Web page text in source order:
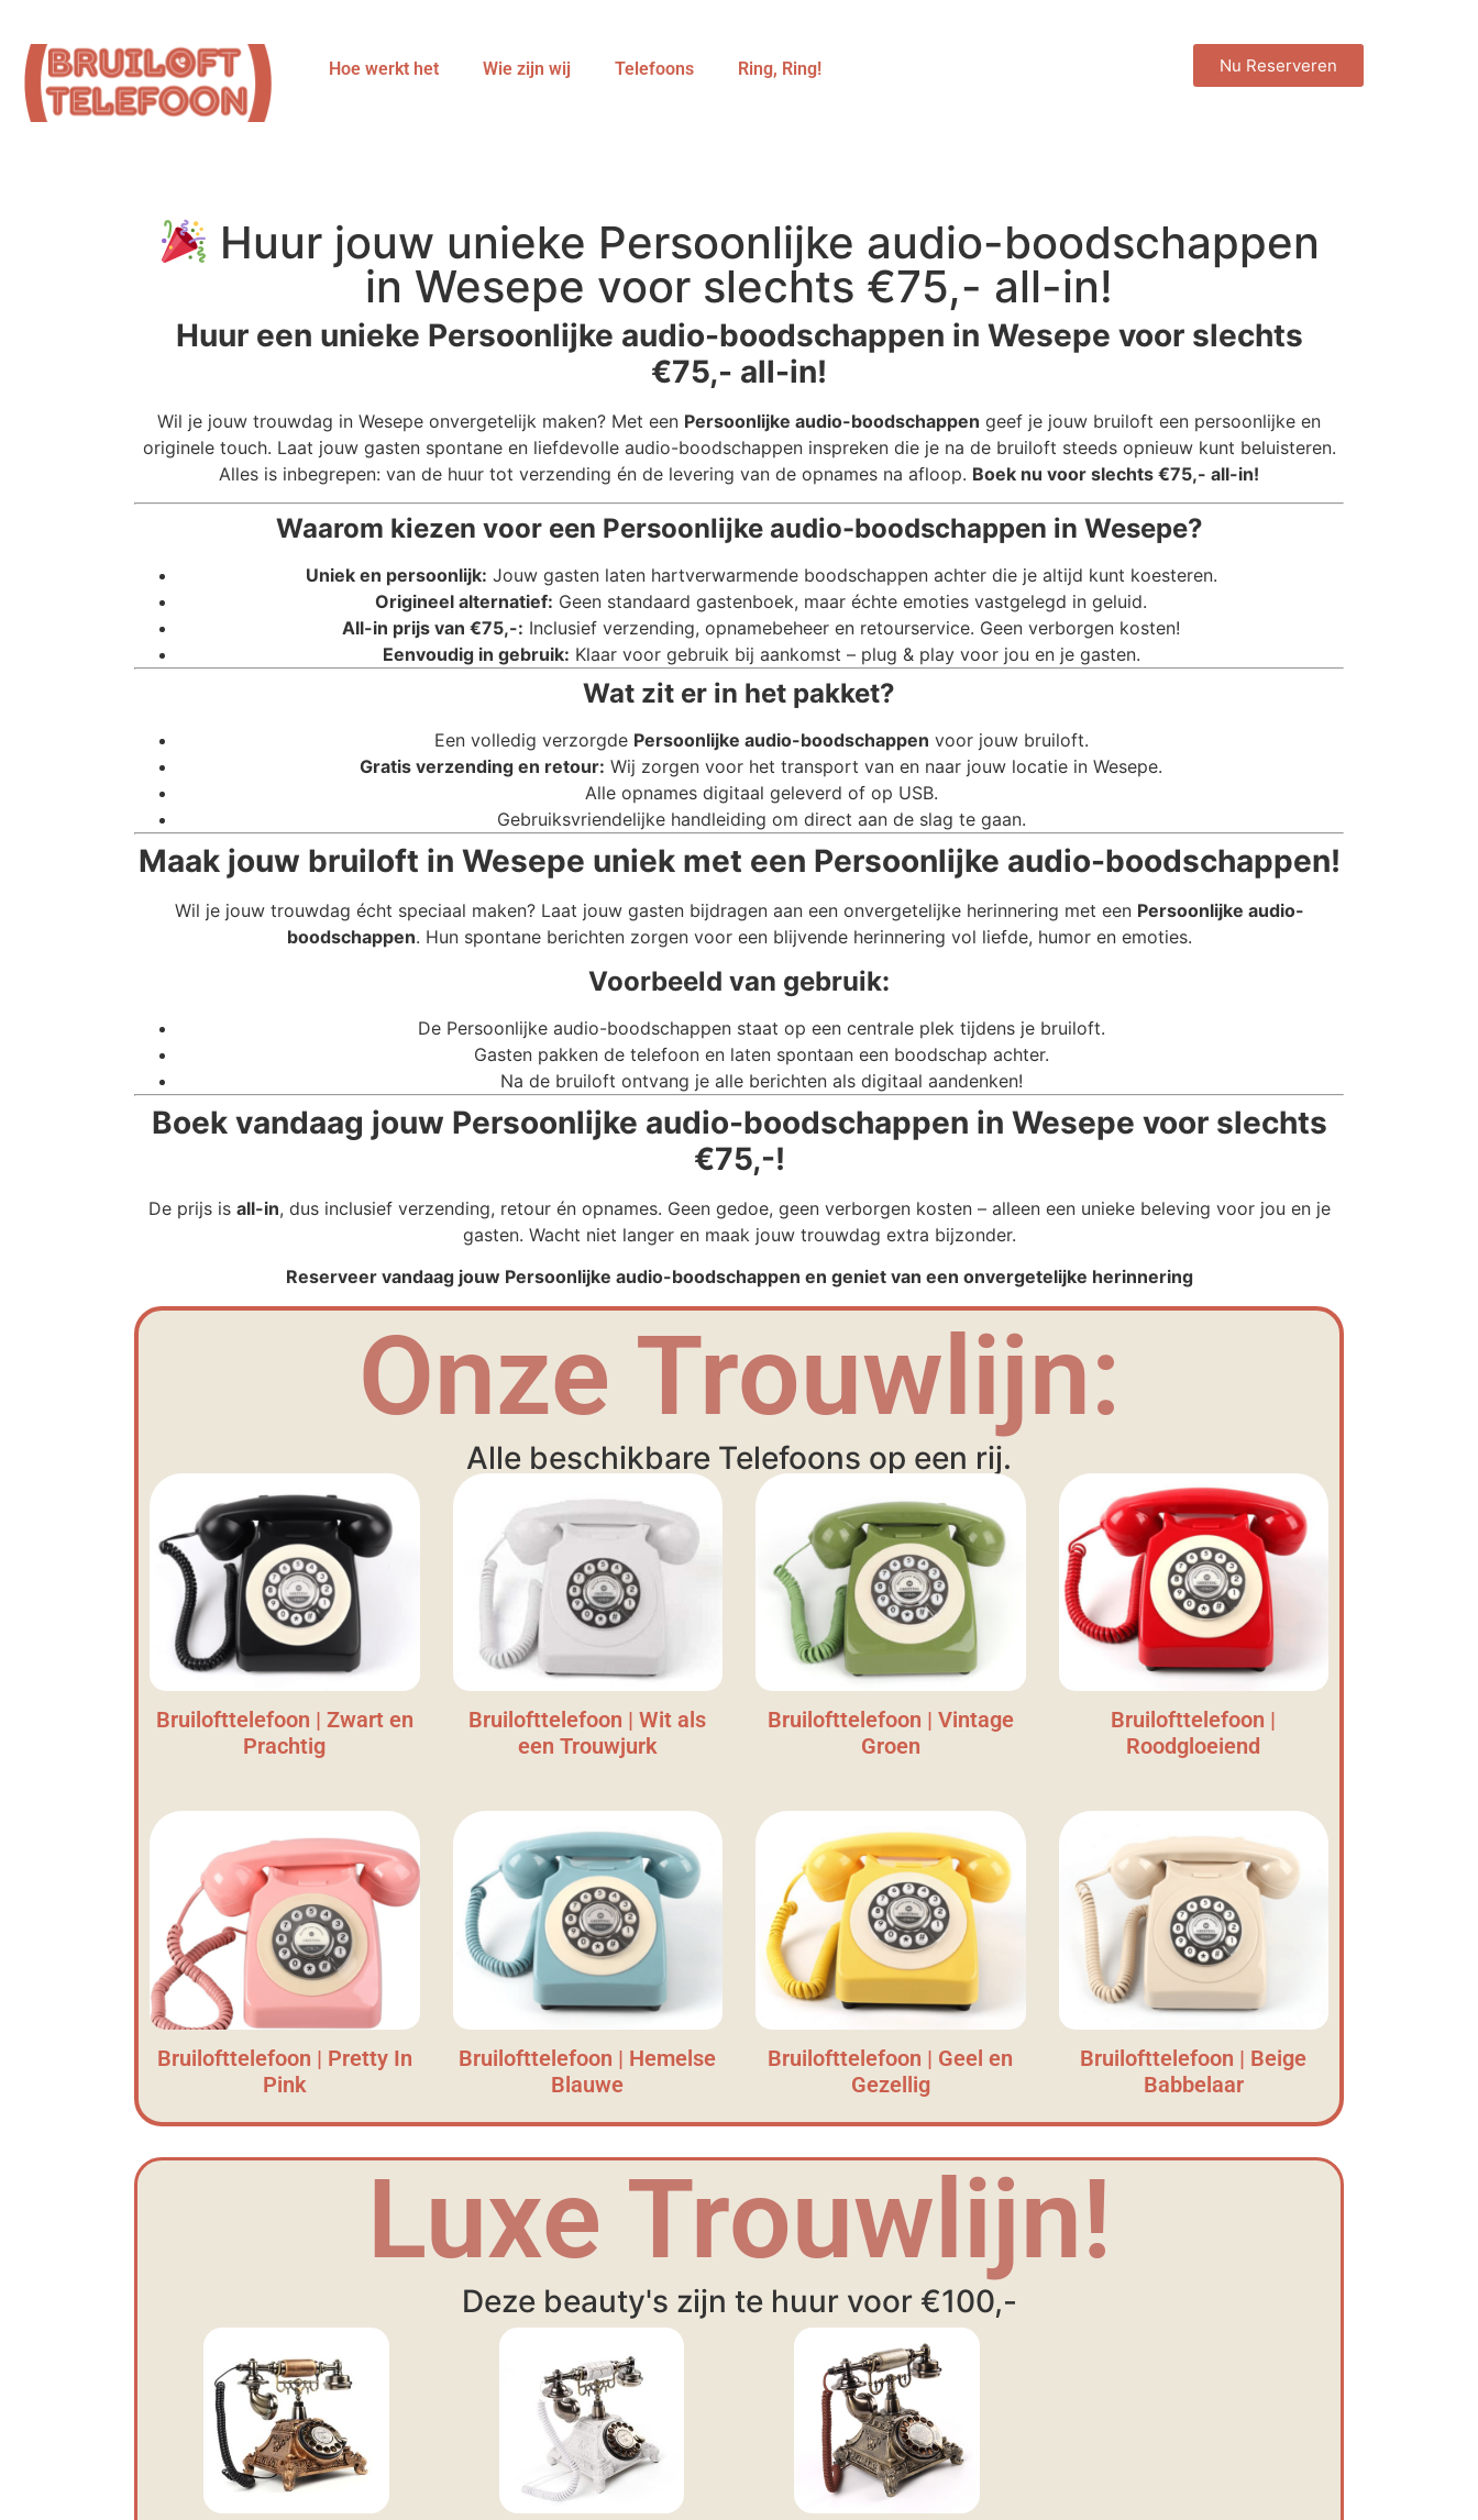
Hoe werkt het Wie zijn wij Telefoons Ring, Ring! Nu Reserveren
Huur jouw unieke Persoonlijke audio-boodschappen
in Wesepe voor slechts €75,- all-in!
Huur een unieke Persoonlijke audio-boodschappen in Wesepe voor slechts
€75,- all-in!
Wil je jouw trouwdag in Wesepe onvergetelijk maken? Met een Persoonlijke audio-boodschappen geef je jouw bruiloft een persoonlijke en
originele touch. Laat jouw gasten spontane en liefdevolle audio-boodschappen inspreken die je na de bruiloft steeds opnieuw kunt beluisteren.
Alles is inbegrepen: van de huur tot verzending én de levering van de opnames na afloop. Boek nu voor slechts €75,- all-in!
Waarom kiezen voor een Persoonlijke audio-boodschappen in Wesepe?
Uniek en persoonlijk: Jouw gasten laten hartverwarmende boodschappen achter die je altijd kunt koesteren.
Origineel alternatief: Geen standaard gastenboek, maar échte emoties vastgelegd in geluid.
All-in prijs van €75,-: Inclusief verzending, opnamebeheer en retourservice. Geen verborgen kosten!
Eenvoudig in gebruik: Klaar voor gebruik bij aankomst – plug & play voor jou en je gasten.
Wat zit er in het pakket?
Een volledig verzorgde Persoonlijke audio-boodschappen voor jouw bruiloft.
Gratis verzending en retour: Wij zorgen voor het transport van en naar jouw locatie in Wesepe.
Alle opnames digitaal geleverd of op USB.
Gebruiksvriendelijke handleiding om direct aan de slag te gaan.
Maak jouw bruiloft in Wesepe uniek met een Persoonlijke audio-boodschappen!
Wil je jouw trouwdag écht speciaal maken? Laat jouw gasten bijdragen aan een onvergetelijke herinnering met een Persoonlijke audio-
boodschappen. Hun spontane berichten zorgen voor een blijvende herinnering vol liefde, humor en emoties.
Voorbeeld van gebruik:
De Persoonlijke audio-boodschappen staat op een centrale plek tijdens je bruiloft.
Gasten pakken de telefoon en laten spontaan een boodschap achter.
Na de bruiloft ontvang je alle berichten als digitaal aandenken!
Boek vandaag jouw Persoonlijke audio-boodschappen in Wesepe voor slechts
€75,-!
De prijs is all-in, dus inclusief verzending, retour én opnames. Geen gedoe, geen verborgen kosten – alleen een unieke beleving voor jou en je
gasten. Wacht niet langer en maak jouw trouwdag extra bijzonder.
Reserveer vandaag jouw Persoonlijke audio-boodschappen en geniet van een onvergetelijke herinnering
Onze Trouwlijn:
Alle beschikbare Telefoons op een rij.
Bruilofttelefoon | Zwart en
Prachtig
Bruilofttelefoon | Wit als
een Trouwjurk
Bruilofttelefoon | Vintage
Groen
Bruilofttelefoon |
Roodgloeiend
Bruilofttelefoon | Pretty In
Pink
Bruilofttelefoon | Hemelse
Blauwe
Bruilofttelefoon | Geel en
Gezellig
Bruilofttelefoon | Beige
Babbelaar
Luxe Trouwlijn!
Deze beauty's zijn te huur voor €100,-